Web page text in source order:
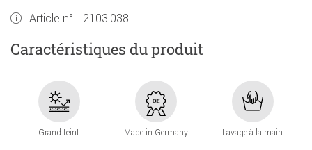
Article n°. : 2103.038
Caractéristiques du produit
Grand teint Made in Germany Lavage à la main